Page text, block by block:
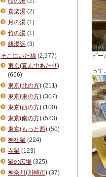
ビー
って
喜楽湯 (2)
月の湯 (1)
竹の湯 (1)
銭湯話 (3)
そこにいた猫 (2,977)
東京(真ん中あたり)
(656)
東京(北の方) (211)
東京(東の方) (307)
東京(西の方) (100)
東京(南の方) (523)
東京(もっと西) (50)
神社猫 (224)
寺猫 (123)
猫の広場 (325)
神奈川(川崎市) (37)